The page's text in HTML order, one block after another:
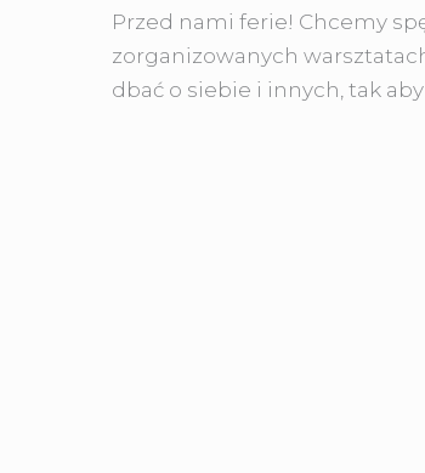
Przed nami ferie! Chcemy
zorganizowanych
dbać o siebie i innych, tak aby